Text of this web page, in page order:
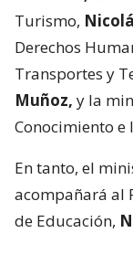
Turismo,
Derechos
Transportes y
Muñoz, y la
Conocimiento e
En tanto, el
acompañará al
de Educación,